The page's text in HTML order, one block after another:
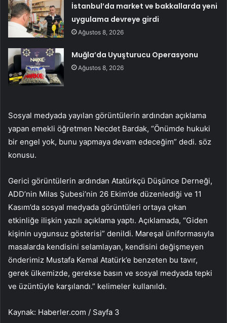
İstanbul’da market ve bakkallarda yeni
uygulama devreye girdi
Ağustos 8, 2026
Muğla’da Uyuşturucu Operasyonu
Ağustos 8, 2026
Sosyal medyada yayılan görüntülerin ardından açıklama
yapan emekli öğretmen Necdet Bardak, “Önümde hukuki
bir engel yok, bunu yapmaya devam edeceğim” dedi. söz
konusu.
Gerici görüntülerin ardından Atatürkçü Düşünce Derneği,
ADD’nin Milas Şubesi’nin 26 Ekim’de düzenlediği ve 11
Kasım’da sosyal medyada görüntüleri ortaya çıkan
etkinliğe ilişkin yazılı açıklama yaptı. Açıklamada, “Giden
kişinin uygunsuz gösterisi” denildi. Mareşal üniformasıyla
masalarda kendisini selamlayan, kendisini değişmeyen
önderimiz Mustafa Kemal Atatürk’e benzeten bu tavır,
gerek ülkemizde, gerekse basın ve sosyal medyada tepki
ve üzüntüyle karşılandı.” kelimeler kullanıldı.
Kaynak: Haberler.com / Sayfa 3